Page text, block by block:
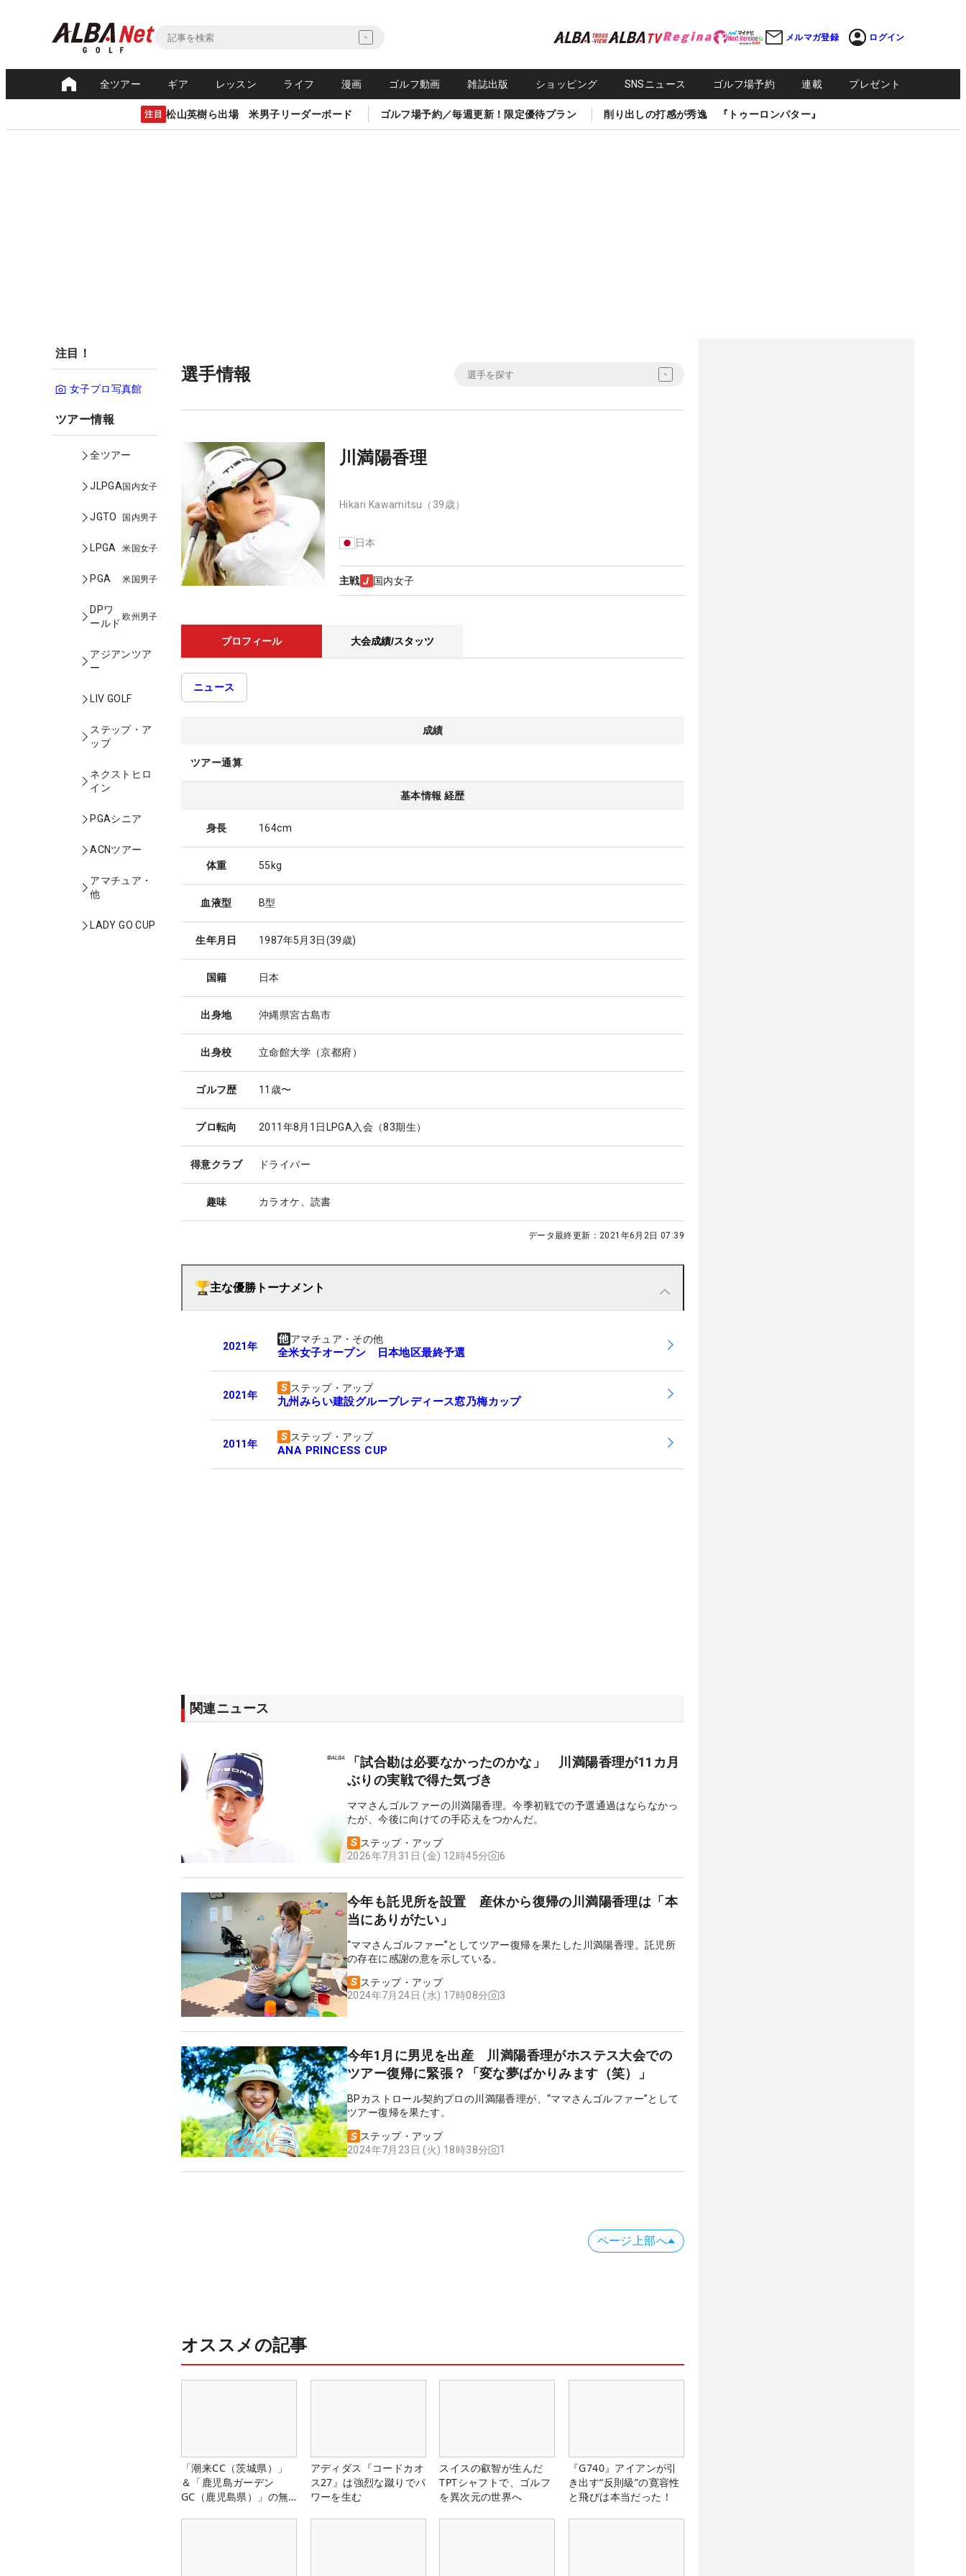
メルマガ登録 ログイン
全ツアー ギア レッスン ライフ 漫画 ゴルフ動画 雑誌出版 ショッピング SNSニュース ゴルフ場予約 連載 プレゼント
注目 松山英樹ら出場 米男子リーダーボード ゴルフ場予約／毎週更新！限定優待プラン 削り出しの打感が秀逸 『トゥーロンパター』
注目！
女子プロ写真館
ツアー情報
全ツアー
JLPGA国内女子
JGTO 国内男子
LPGA 米国女子
PGA 米国男子
DPワ
ールド
欧州男子
アジアンツア
ー
LIV GOLF
ステップ・ア
ップ
ネクストヒロ
イン
PGAシニア
ACNツアー
アマチュア・
他
LADY GO CUP
選手情報
川満陽香理
Hikari Kawamitsu （39歳）
日本
主戦 国内女子
プロフィール 大会成績/スタッツ
ニュース
成績
ツアー通算
基本情報 経歴
身長 164cm
体重 55kg
血液型 B型
生年月日 1987年5月3日(39歳)
国籍 日本
出身地 沖縄県宮古島市
出身校 立命館大学（京都府）
ゴルフ歴 11歳〜
プロ転向 2011年8月1日LPGA入会（83期生）
得意クラブ ドライバー
趣味 カラオケ、読書
データ最終更新： 2021年6月2日 07:39
主な優勝トーナメント
2021年
アマチュア・その他
全米女子オープン 日本地区最終予選
2021年
ステップ・アップ
九州みらい建設グループレディース窓乃梅カップ
2011年
ステップ・アップ
ANA PRINCESS CUP
関連ニュース
「試合勘は必要なかったのかな」 川満陽香理が11カ月
ぶりの実戦で得た気づき
ママさんゴルファーの川満陽香理。今季初戦での予選通過はならなかっ
たが、今後に向けての手応えをつかんだ。
ステップ・アップ
2026年7月31日 (金) 12時45分
6
今年も託児所を設置 産休から復帰の川満陽香理は「本
当にありがたい」
“ママさんゴルファー”としてツアー復帰を果たした川満陽香理。託児所
の存在に感謝の意を示している。
ステップ・アップ
2024年7月24日 (水) 17時08分
3
今年1月に男児を出産 川満陽香理がホステス大会での
ツアー復帰に緊張？「変な夢ばかりみます（笑）」
BPカストロール契約プロの川満陽香理が、“ママさんゴルファー”として
ツアー復帰を果たす。
ステップ・アップ
2024年7月23日 (火) 18時38分
1
ページ上部へ
オススメの記事
「潮来CC（茨城県）」
＆「鹿児島ガーデン
GC（鹿児島県）」の無
アディダス『コードカオ
ス27』は強烈な蹴りでパ
ワーを生む
スイスの叡智が生んだ
TPTシャフトで、ゴルフ
を異次元の世界へ
『G740』アイアンが引
き出す“反則級”の寛容性
と飛びは本当だった！